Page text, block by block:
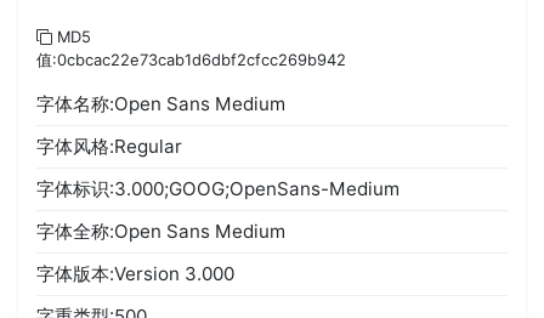
MD5
值:0cbcac22e73cab1d6dbf2cfcc269b942
字体名称:Open Sans Medium
字体风格:Regular
字体标识:3.000;GOOG;OpenSans-Medium
字体全称:Open Sans Medium
字体版本:Version 3.000